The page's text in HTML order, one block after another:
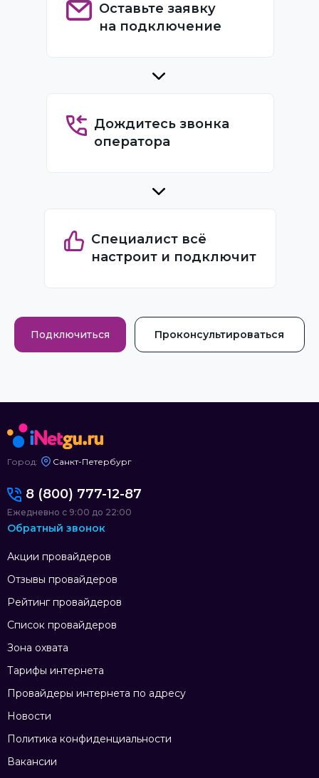
Оставьте заявку
на подключение
Дождитесь звонка
оператора
Специалист всё
настроит и подключит
Подключиться Проконсультироваться
Город: Санкт-Петербург
Акции провайдеров
Отзывы провайдеров
Рейтинг провайдеров
Список провайдеров
Зона охвата
Тарифы интернета
Провайдеры интернета по адресу
Новости
Политика конфиденциальности
Вакансии
8 (800) 777-12-87
Ежедневно с 9:00 до 22:00
Обратный звонок